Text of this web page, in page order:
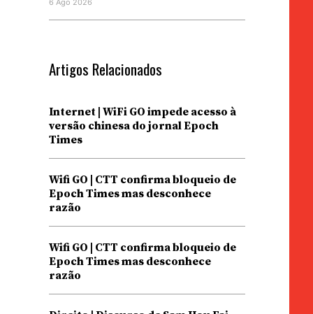
6 Ago 2026
Artigos Relacionados
Internet | WiFi GO impede acesso à
versão chinesa do jornal Epoch
Times
Wifi GO | CTT confirma bloqueio de
Epoch Times mas desconhece
razão
Wifi GO | CTT confirma bloqueio de
Epoch Times mas desconhece
razão